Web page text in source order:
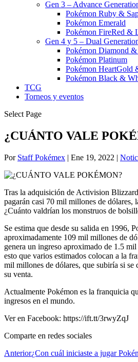
Gen 3 – Advance
Pokémon Ruby &
Pokémon Emerald
Pokémon FireRed &
Gen 4 y 5 – Dual
Pokémon Diamond &
Pokémon Platinum
Pokémon HeartGold
Pokémon Black &
TCG
Torneos y eventos
Select Page
¿CUÁNTO VALE
Por Staff Pokémex | Ene 19, 2022 |
Tras la adquisición de Activision
pagarán casi 70 mil millones de dólares,
¿Cuánto valdrían los monstruos de
Se estima que desde su salida en 1996,
aproximadamente 109 mil millones de
genera un ingreso aproximado de 1.5
esto que varios estimados colocan a la
mil millones de dólares, que subiría si se
su venta.
Actualmente Pokémon es la franquicia
ingresos en el mundo.
Ver en Facebook: https://ift.tt/3rwyZqJ
Comparte en redes sociales
Anterior¿Con cuál iniciaste a jugar